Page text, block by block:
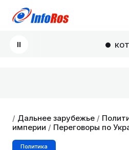
/ Дальнее зарубежье /
империи / Переговоры по
Политика